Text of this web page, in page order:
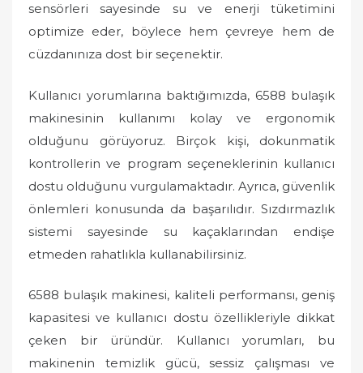
sensörleri sayesinde su ve enerji tüketimini
optimize eder, böylece hem çevreye hem de
cüzdanınıza dost bir seçenektir.
Kullanıcı yorumlarına baktığımızda, 6588 bulaşık
makinesinin kullanımı kolay ve ergonomik
olduğunu görüyoruz. Birçok kişi, dokunmatik
kontrollerin ve program seçeneklerinin kullanıcı
dostu olduğunu vurgulamaktadır. Ayrıca, güvenlik
önlemleri konusunda da başarılıdır. Sızdırmazlık
sistemi sayesinde su kaçaklarından endişe
etmeden rahatlıkla kullanabilirsiniz.
6588 bulaşık makinesi, kaliteli performansı, geniş
kapasitesi ve kullanıcı dostu özellikleriyle dikkat
çeken bir üründür. Kullanıcı yorumları, bu
makinenin temizlik gücü, sessiz çalışması ve